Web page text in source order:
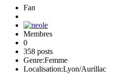
Fan
Membres
0
358 posts
Genre:Femme
Localisation:Lyon/Aurillac